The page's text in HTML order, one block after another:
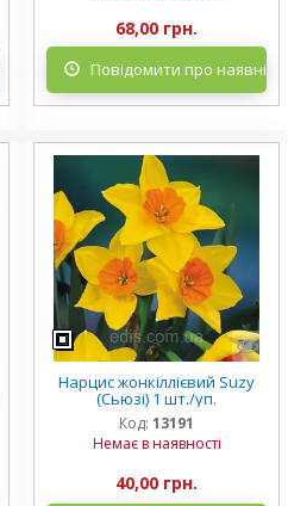
68,00 грн.
Повідомити про
Нарцис жонкіллієвий Suzy
(Сьюзі) 1 шт./уп.
Код: 13191
Немає в наявності
40,00 грн.